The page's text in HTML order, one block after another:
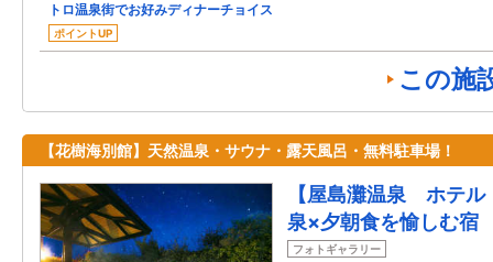
トロ温泉街でお好みディナーチョイス
ポイントUP
この施
【花樹海別館】天然温泉・サウナ・露天風呂・無料駐車場！
【屋島灘温泉 ホテル
泉×夕朝食を愉しむ宿
フォトギャラリー